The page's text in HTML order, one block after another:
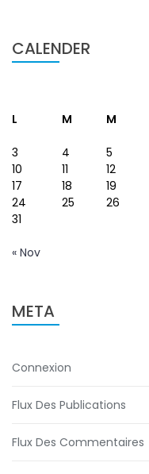
CALENDER
L
M M
3
4 5
10
11 12
17
18 19
24
25 26
31
« Nov
META
Connexion
Flux Des Publications
Flux Des Commentaires